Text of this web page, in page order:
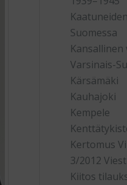
Suomessa
Varsinais-
Kärsämäki
Kauhajoki
Kempele
Kertomus
3/2012
Kiitos